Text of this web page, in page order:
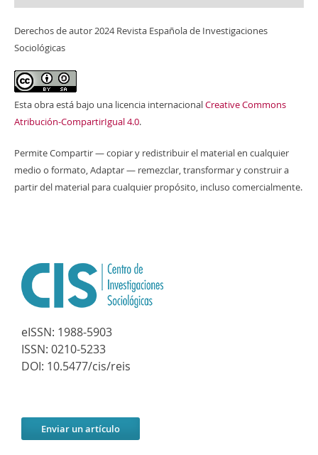
Derechos de autor 2024 Revista Española de Investigaciones
Sociológicas
Esta obra está bajo una licencia internacionalCreative Commons
Atribución-CompartirIgual 4.0.
Permite Compartir — copiar y redistribuir el material en cualquier
medio o formato, Adaptar — remezclar, transformar y construir a
partir del material para cualquier propósito, incluso comercialmente.
eISSN: 1988-5903
ISSN: 0210-5233
DOI: 10.5477/cis/reis
Enviar un artículo